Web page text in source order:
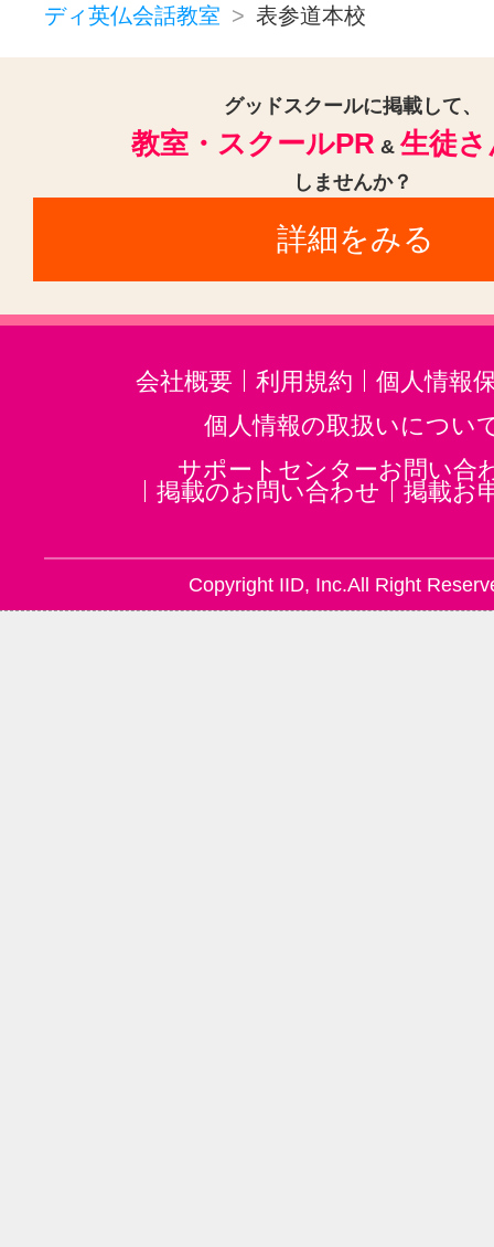
ディ英仏会話教室 表参道本校
グッドスクールに掲載して、
教室・スクールPR & 生徒
しませんか？
詳細をみる
会社概要 利用規約
個人情報
個人情報の取扱いについ
サポートセンターお問い合
掲載のお問い合わせ
掲載お
Copyright IID, Inc.All Right